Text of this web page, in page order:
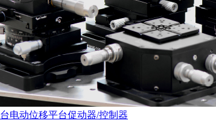
电动位移平台促动器/控制器